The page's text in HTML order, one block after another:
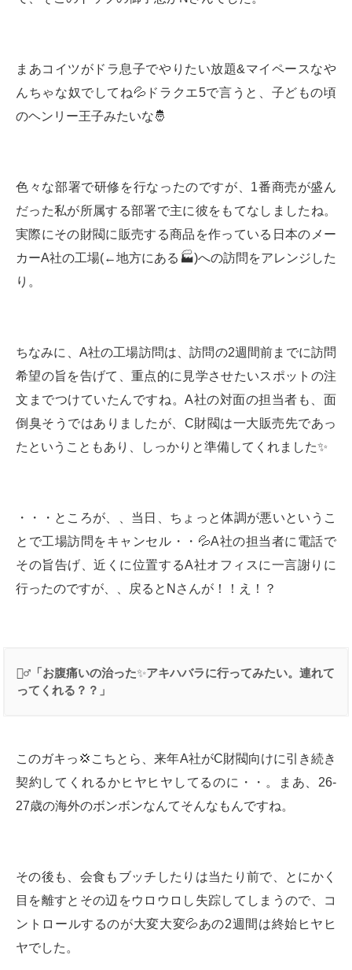
まあコイツがドラ息子でやりたい放題&マイペースなや
んちゃな奴でしてね💦ドラクエ5で言うと、子どもの頃
のヘンリー王子みたいな🤴
色々な部署で研修を行なったのですが、1番商売が盛ん
だった私が所属する部署で主に彼をもてなしましたね。
実際にその財閥に販売する商品を作っている日本のメー
カーA社の工場(←地方にある🏭)への訪問をアレンジした
り。
ちなみに、A社の工場訪問は、訪問の2週間前までに訪問
希望の旨を告げて、重点的に見学させたいスポットの注
文までつけていたんですね。A社の対面の担当者も、面
倒臭そうではありましたが、C財閥は一大販売先であっ
たということもあり、しっかりと準備してくれました✨
・・・ところが、、当日、ちょっと体調が悪いというこ
とで工場訪問をキャンセル・・💦A社の担当者に電話で
その旨告げ、近くに位置するA社オフィスに一言謝りに
行ったのですが、、戻るとNさんが！！え！？
👳‍♂️ 「お腹痛いの治った✨アキハバラに行ってみたい。連れて
ってくれる？？」
このガキっ💢こちとら、来年A社がC財閥向けに引き続き
契約してくれるかヒヤヒヤしてるのに・・。まあ、26-
27歳の海外のボンボンなんてそんなもんですね。
その後も、会食もブッチしたりは当たり前で、とにかく
目を離すとその辺をウロウロし失踪してしまうので、コ
ントロールするのが大変大変💦あの2週間は終始ヒヤヒ
ヤでした。